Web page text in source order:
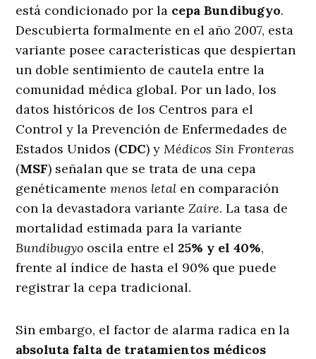
está condicionado por la cepa Bundibugyo.
Descubierta formalmente en el año 2007, esta
variante posee características que despiertan
un doble sentimiento de cautela entre la
comunidad médica global. Por un lado, los
datos históricos de los Centros para el
Control y la Prevención de Enfermedades de
Estados Unidos (CDC) yMédicos Sin Fronteras
(MSF) señalan que se trata de una cepa
genéticamentemenos letal en comparación
con la devastadora varianteZaire. La tasa de
mortalidad estimada para la variante
Bundibugyo oscila entre el 25% y el 40%,
frente al índice de hasta el 90% que puede
registrar la cepa tradicional.
Sin embargo, el factor de alarma radica en la
absoluta falta de tratamientos médicos